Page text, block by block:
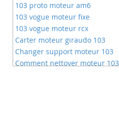
103 proto moteur am6
103 vogue moteur fixe
103 vogue moteur rcx
Carter moteur giraudo 103
Changer support moteur 103
Comment nettoyer moteur 103